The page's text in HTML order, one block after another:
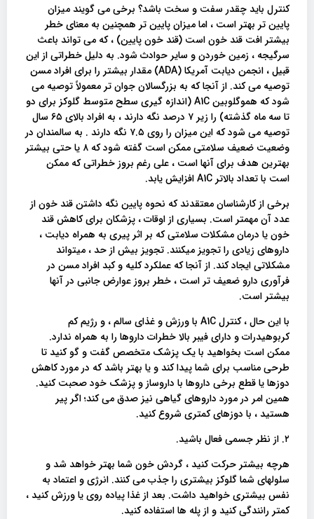
کنترل باید چقدر سفت و سخت باشد؟ برخی می گویند میزان
پایین تر بهتر است ، اما میزان پایین تر همچنین به معنای خطر
بیشتر افت قند خون است (قند خون پایین) ، که می تواند باعث
سرگیجه ، زمین خوردن و سایر حوادث شود. به دلیل خطراتی از این
قبیل ، انجمن دیابت آمریکا (ADA) مقدار بیشتر را برای افراد مسن
توصیه می کند. از آنجا که به بزرگسالان جوان تر معمولاً توصیه می
شود که هموگلوبین A1C (اندازه گیری سطح متوسط گلوکز برای دو
تا سه ماه گذشته) را زیر ۷ درصد نگه دارند ، به افراد بالای ۶۵ سال
توصیه می شود که این میزان را روی ۷.۵ نگه دارند . به سالمندان در
وضعیت ضعیف سلامتی ممکن است گفته شود که ۸ یا حتی بیشتر
بهترین هدف برای آنها است ، علی رغم بروز خطراتی که ممکن
است با تعداد بالاتر A1C افزایش یابد.
برخی از کارشناسان معتقدند که نحوه پایین نگه داشتن قند خون از
عدد آن مهمتر است. بسیاری از اوقات ، پزشکان برای کاهش قند
خون یا درمان مشکلات سلامتی که بر اثر پیری به همراه دیابت ،
داروهای زیادی را تجویز میکنند. تجویز بیش از حد ، میتواند
مشکلاتی ایجاد کند. از آنجا که عملکرد کلیه و کبد افراد مسن در
فرآوری دارو ضعیف تر است ، خطر بروز عوارض جانبی در آنها
بیشتر است.
با این حال ، کنترل A1C با ورزش و غذای سالم ، و رژیم کم
کربوهیدرات و دارای فیبر بالا خطرات داروها را به همراه ندارد.
ممکن است بخواهید با یک پزشک متخصص گفت و گو کنید تا
طرحی مناسب برای شما پیدا کند و یا بهتر باشد که در مورد کاهش
دوزها یا قطع برخی داروها با داروساز و پزشک خود صحبت کنید.
همین امر در مورد داروهای گیاهی نیز صدق می کند؛ اگر پیر
هستید ، با دوزهای کمتری شروع کنید.
۲. از نظر جسمی فعال باشید.
هرچه بیشتر حرکت کنید ، گردش خون شما بهتر خواهد شد و
سلولهای شما گلوکز بیشتری را جذب می کنند. انرژی و اعتماد به
نفس بیشتری خواهید داشت. بعد از غذا پیاده روی یا ورزش کنید ،
کمتر رانندگی کنید و از پله ها استفاده کنید.